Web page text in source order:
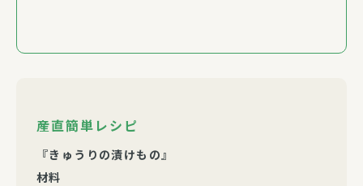
産直簡単レシピ
『きゅうりの漬けもの』
材料